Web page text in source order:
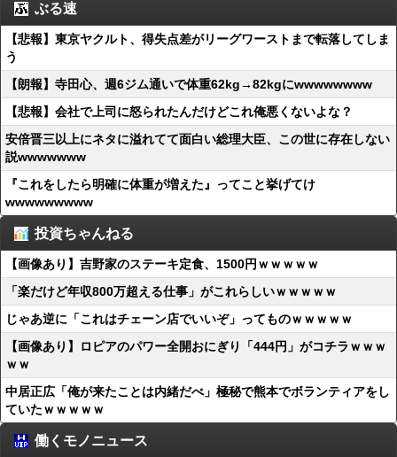
ぶる速
【悲報】東京ヤクルト、得失点差がリーグワーストまで転落してしま
う
【朗報】寺田心、週6ジム通いで体重62kg→82kgにwwwwwwww
【悲報】会社で上司に怒られたんだけどこれ俺悪くないよな？
安倍晋三以上にネタに溢れてて面白い総理大臣、この世に存在しない
説wwwwwww
『これをしたら明確に体重が増えた』ってこと挙げてけ
wwwwwwwww
投資ちゃんねる
【画像あり】吉野家のステーキ定食、1500円ｗｗｗｗｗ
「楽だけど年収800万超える仕事」がこれらしいｗｗｗｗｗ
じゃあ逆に「これはチェーン店でいいぞ」ってものｗｗｗｗｗ
【画像あり】ロピアのパワー全開おにぎり「444円」がコチラｗｗｗ
ｗｗ
中居正広「俺が来たことは内緒だべ」極秘で熊本でボランティアをし
ていたｗｗｗｗｗ
働くモノニュース